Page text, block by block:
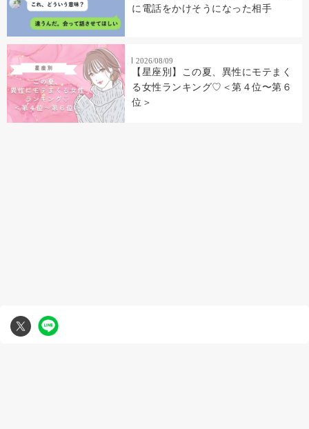
に電話をかけそうになった相手
2026/08/09
【星座別】この夏、異性にモテまく
る女性ランキング♡＜第４位〜第６
位＞